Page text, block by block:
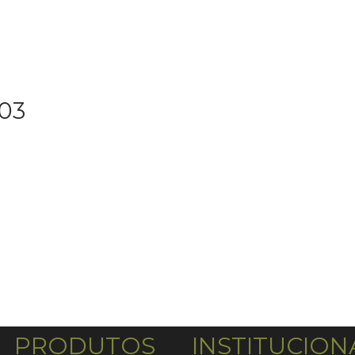
PRODUTOS